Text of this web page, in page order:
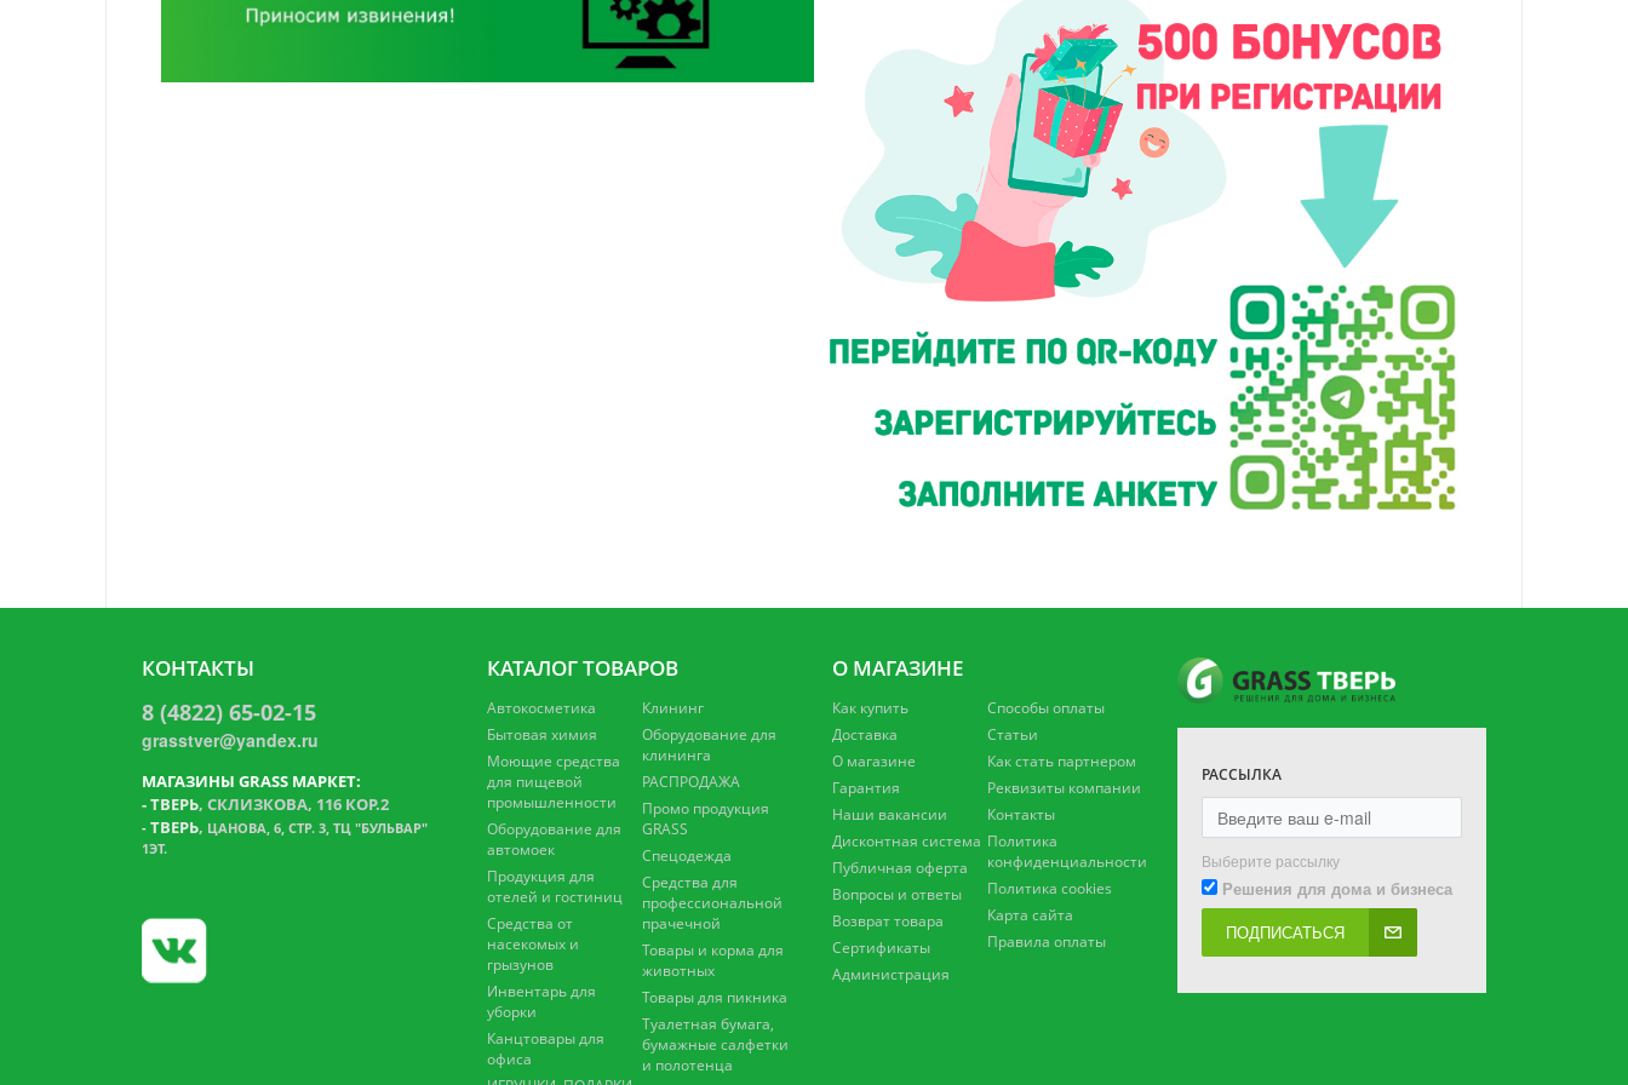
КОНТАКТЫ
8 (4822) 65-02-15
grasstver@yandex.ru
МАГАЗИНЫ GRASS МАРКЕТ:
-ТВЕРЬ, СКЛИЗКОВА, 116 КОР.2
- ТВЕРЬ, ЦАНОВА, 6, СТР. 3, ТЦ "БУЛЬВАР"
1ЭТ.
КАТАЛОГ ТОВАРОВ
Автокосметика
Бытовая химия
Моющие средства
для пищевой
промышленности
Оборудование для
автомоек
Продукция для
отелей и гостиниц
Средства от
насекомых и
грызунов
Инвентарь для
уборки
Канцтовары для
офиса
Клининг
Оборудование для
клининга
РАСПРОДАЖА
Промо продукция
GRASS
Спецодежда
Средства для
профессиональной
прачечной
Товары и корма для
животных
Товары для пикника
Туалетная бумага,
бумажные салфетки
и полотенца
О МАГАЗИНЕ
Как купить
Доставка
О магазине
Гарантия
Наши вакансии
Дисконтная система
Публичная оферта
Вопросы и ответы
Возврат товара
Сертификаты
Администрация
Способы оплаты
Статьи
Как стать партнером
Реквизиты компании
Контакты
Политика
конфиденциальности
Политика cookies
Карта сайта
Правила оплаты
РАССЫЛКА
Выберите рассылку
Решения для дома и бизнеса
ПОДПИСАТЬСЯ